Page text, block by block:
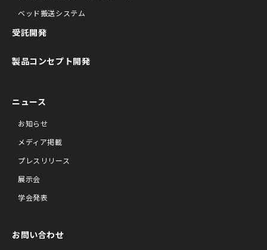
ベッド搬送システム
受託開発
製品コンセプト開発
ニュース
お知らせ
メディア掲載
プレスリリース
展示会
学会発表
お問い合わせ